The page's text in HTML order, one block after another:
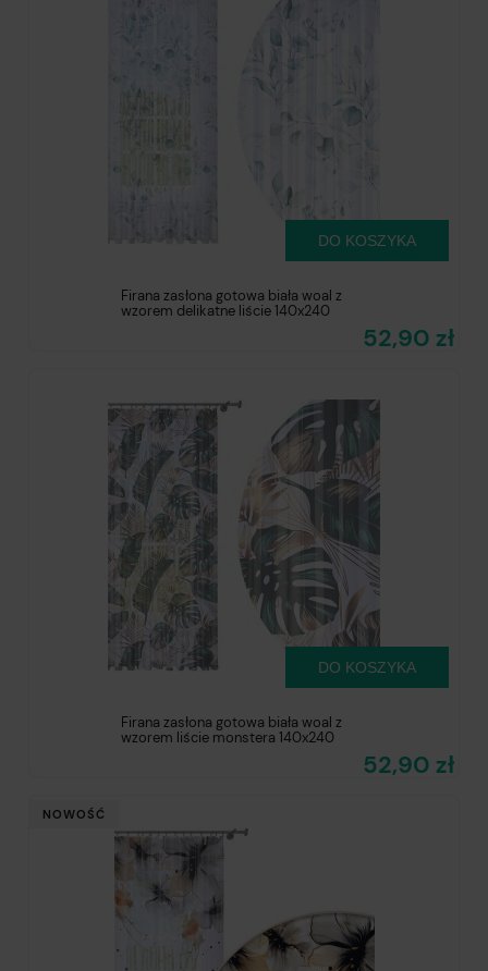
Firana zasłona gotowa biała woal z
wzorem delikatne liście 140x240
52,90 zł
DO KOSZYKA
Firana zasłona gotowa biała woal z
wzorem liście monstera 140x240
52,90 zł
DO KOSZYKA
NOWOŚĆ